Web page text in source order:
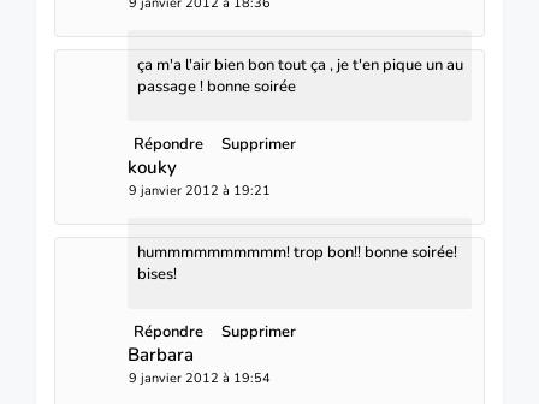
ça m'a l'air bien bon tout ça , je t'en pique un au
passage ! bonne soirée
Répondre Supprimer
kouky
9 janvier 2012 à 19:21
hummmmmmmmmm! trop bon!! bonne soirée!
bises!
Répondre Supprimer
Barbara
9 janvier 2012 à 19:54